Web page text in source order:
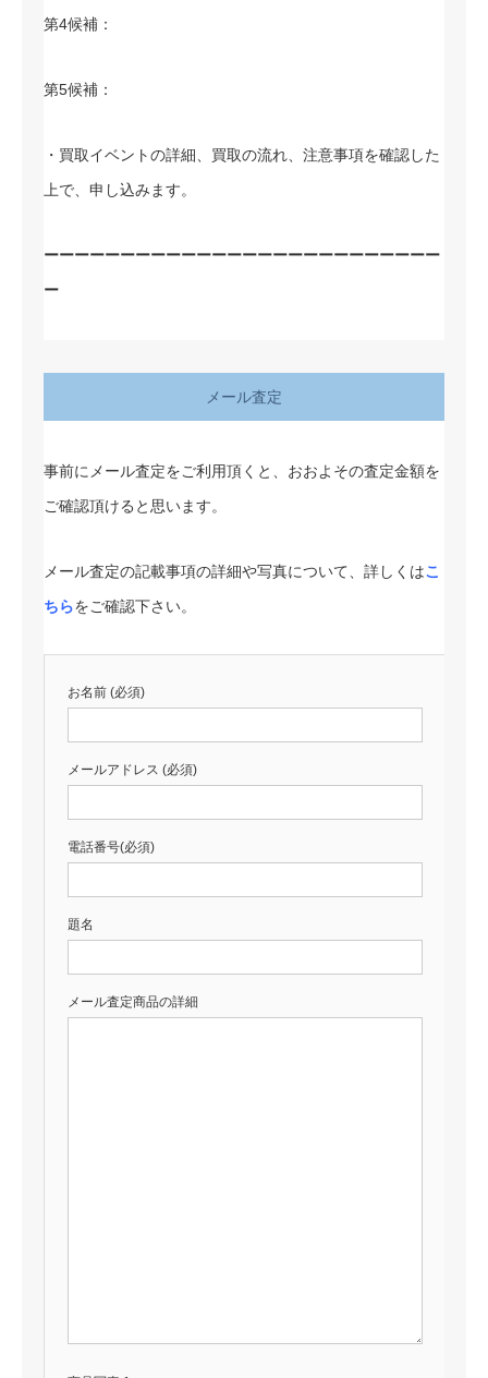
第4候補：
第5候補：
・買取イベントの詳細、買取の流れ、注意事項を確認した
上で、申し込みます。
ーーーーーーーーーーーーーーーーーーーーーーーーーー
ー
メール査定
事前にメール査定をご利用頂くと、おおよその査定金額を
ご確認頂けると思います。
メール査定の記載事項の詳細や写真について、詳しくはこ
ちらをご確認下さい。
お名前 (必須)
メールアドレス (必須)
電話番号(必須)
題名
メール査定商品の詳細